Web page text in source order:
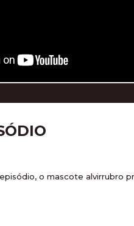
o mascote